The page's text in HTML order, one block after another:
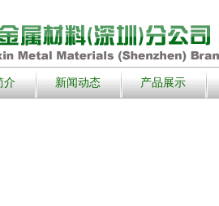
介 新闻动态 产品展示